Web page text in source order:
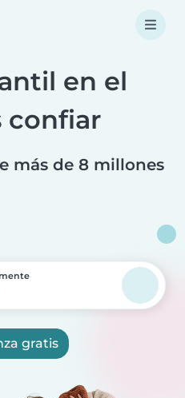
en el
confiar
más de 8 millones
gratis